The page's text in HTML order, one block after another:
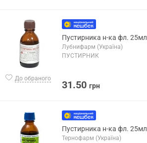
До обраного
Пустирника н-ка фл. 25мл
Лубнифарм (Україна)
ПУСТИРНИК
31.50 грн
Пустирника н-ка фл. 25мл
Тернофарм (Україна)